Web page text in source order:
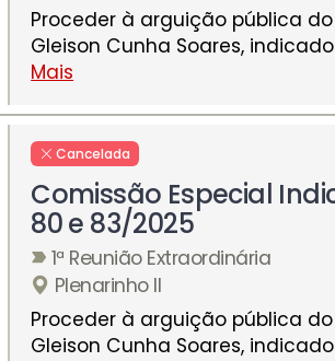
Proceder à arguição pública do
Gleison Cunha Soares,
Mais
Cancelada
Comissão Especial
80 e 83/2025
1ª Reunião Extraordinária
Plenarinho II
Proceder à arguição pública do
Gleison Cunha Soares,